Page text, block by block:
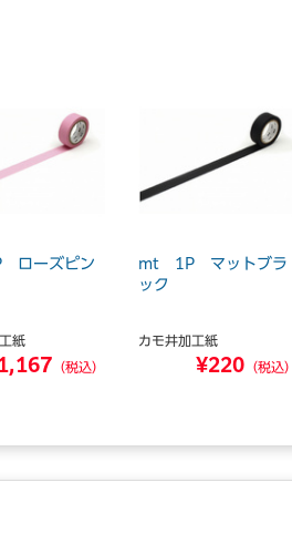
ーズピン
紙
（税込）
mt 1P マットブラ
ック
カモ井加工紙
¥220 （税込）